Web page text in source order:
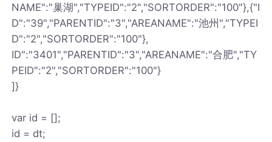
NAME":"巢湖","TYPEID":"2","SORTORDER":"100"},{"I
D":"39","PARENTID":"3","AREANAME":"池州","TYPEI
D":"2","SORTORDER":"100"},
ID":"3401","PARENTID":"3","AREANAME":"合肥","TY
PEID":"2","SORTORDER":"100"}
]}
var id = [];
id = dt;